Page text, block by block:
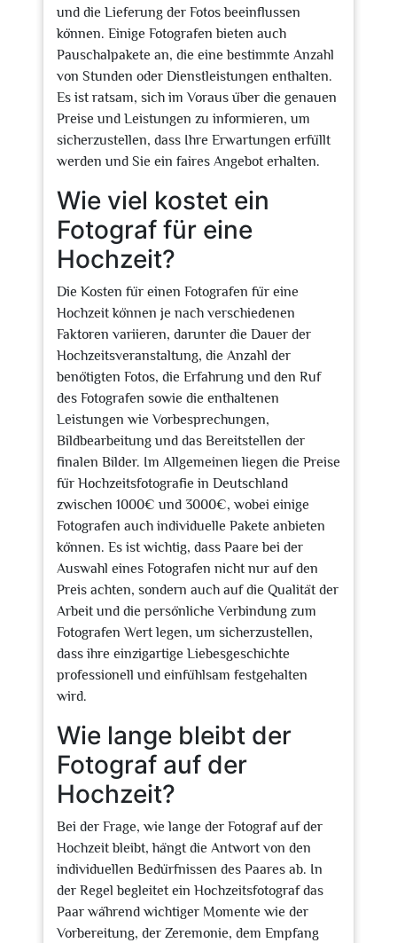
und die Lieferung der Fotos beeinflussen
können. Einige Fotografen bieten auch
Pauschalpakete an, die eine bestimmte Anzahl
von Stunden oder Dienstleistungen enthalten.
Es ist ratsam, sich im Voraus über die genauen
Preise und Leistungen zu informieren, um
sicherzustellen, dass Ihre Erwartungen erfüllt
werden und Sie ein faires Angebot erhalten.
Wie viel kostet ein
Fotograf für eine
Hochzeit?
Die Kosten für einen Fotografen für eine
Hochzeit können je nach verschiedenen
Faktoren variieren, darunter die Dauer der
Hochzeitsveranstaltung, die Anzahl der
benötigten Fotos, die Erfahrung und den Ruf
des Fotografen sowie die enthaltenen
Leistungen wie Vorbesprechungen,
Bildbearbeitung und das Bereitstellen der
finalen Bilder. Im Allgemeinen liegen die Preise
für Hochzeitsfotografie in Deutschland
zwischen 1000€ und 3000€, wobei einige
Fotografen auch individuelle Pakete anbieten
können. Es ist wichtig, dass Paare bei der
Auswahl eines Fotografen nicht nur auf den
Preis achten, sondern auch auf die Qualität der
Arbeit und die persönliche Verbindung zum
Fotografen Wert legen, um sicherzustellen,
dass ihre einzigartige Liebesgeschichte
professionell und einfühlsam festgehalten
wird.
Wie lange bleibt der
Fotograf auf der
Hochzeit?
Bei der Frage, wie lange der Fotograf auf der
Hochzeit bleibt, hängt die Antwort von den
individuellen Bedürfnissen des Paares ab. In
der Regel begleitet ein Hochzeitsfotograf das
Paar während wichtiger Momente wie der
Vorbereitung, der Zeremonie, dem Empfang